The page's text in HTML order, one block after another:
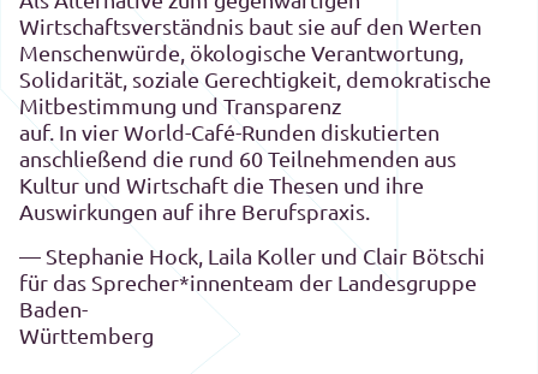
Wirtschaftsverständnis baut sie auf den Werten
Menschenwürde, ökologische Verantwortung,
Solidarität, soziale Gerechtigkeit, demokratische
Mitbestimmung und Transparenz
auf. In vier World-Café-Runden diskutierten
anschließend die rund 60 Teilnehmenden aus
Kultur und Wirtschaft die Thesen und ihre
Auswirkungen auf ihre Berufspraxis.
— Stephanie Hock, Laila Koller und Clair Bötschi
für das Sprecher*innenteam der Landesgruppe
Baden-
Württemberg